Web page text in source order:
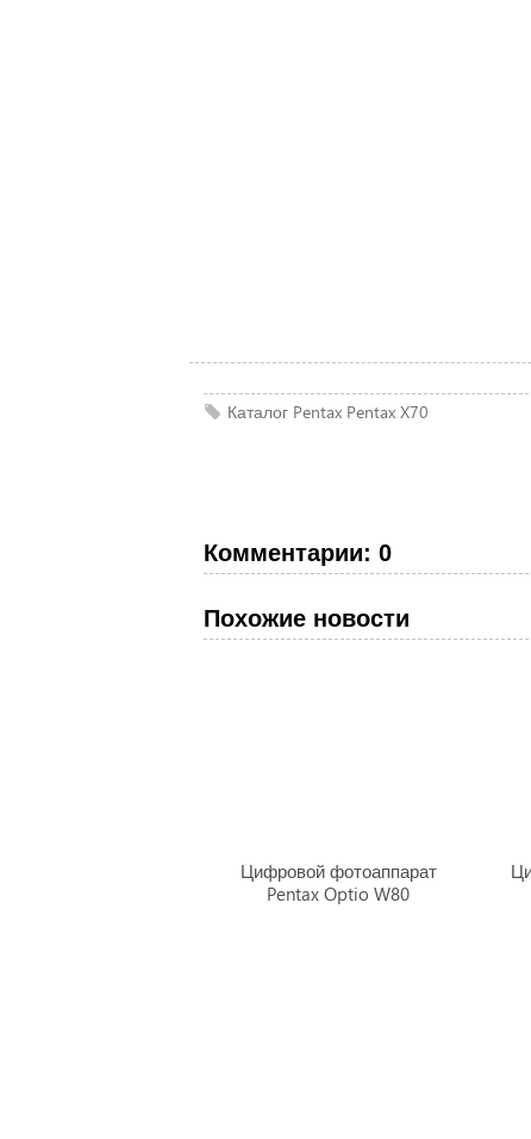
Каталог Pentax Pentax X70
Комментарии: 0
Похожие новости
Цифровой фотоаппарат
Pentax Optio W80